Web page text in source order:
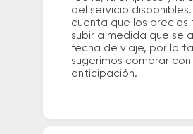
del servicio
cuenta que los precios
subir a medida que se
fecha de viaje, por lo
sugerimos comprar con
anticipación.